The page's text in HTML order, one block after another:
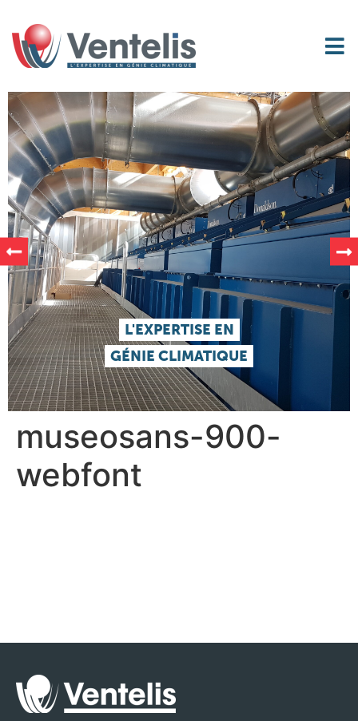
L'EXPERTISE EN
GÉNIE CLIMATIQUE
museosans-900-
webfont